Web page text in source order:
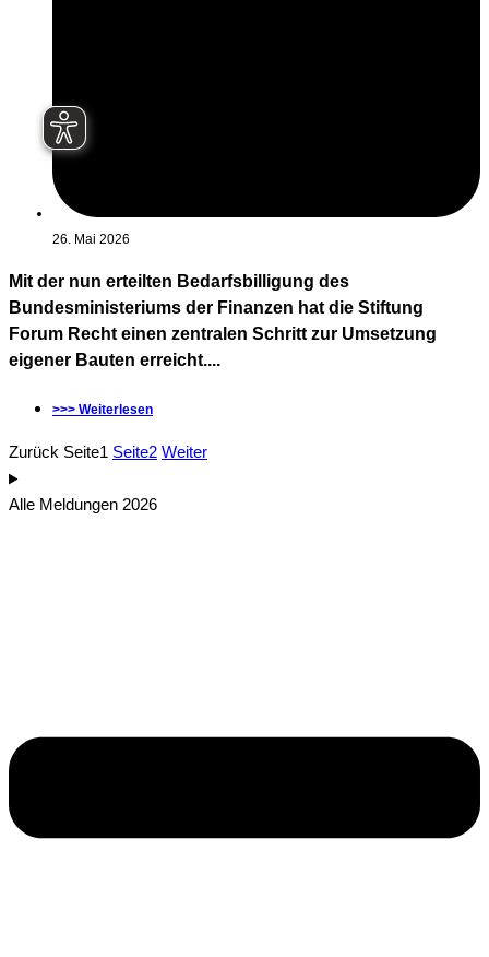
26. Mai 2026
Mit der nun erteilten Bedarfsbilligung des
Bundesministeriums der Finanzen hat die Stiftung
Forum Recht einen zentralen Schritt zur Umsetzung
eigener Bauten erreicht....
>>> Weiterlesen
Zurück Seite1 Seite2 Weiter
Alle Meldungen 2026